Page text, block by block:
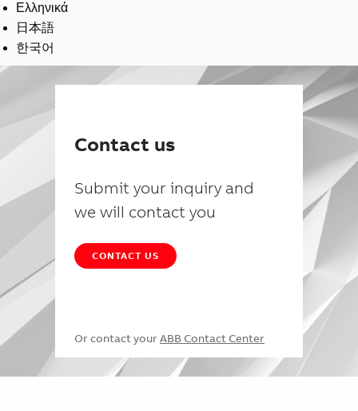
Ελληνικά
日本語
한국어
Contact us
Submit your inquiry and
we will contact you
CONTACT US
Or contact your ABB Contact Center